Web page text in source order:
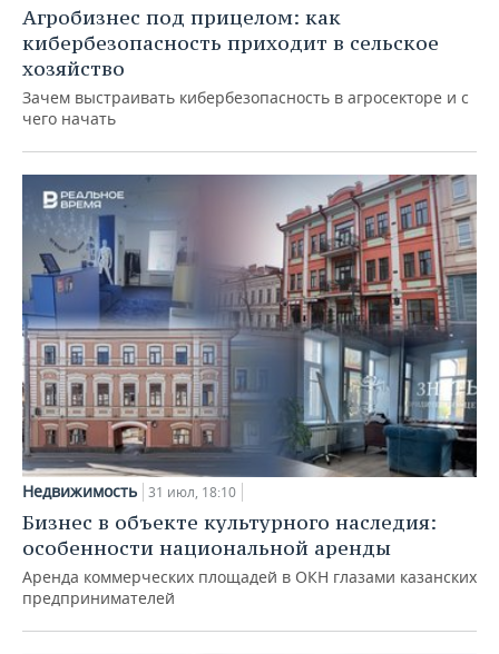
Агробизнес под прицелом: как
кибербезопасность приходит в сельское
хозяйство
Зачем выстраивать кибербезопасность в агросекторе и с
чего начать
Недвижимость 31 июл, 18:10
Бизнес в объекте культурного наследия:
особенности национальной аренды
Аренда коммерческих площадей в ОКН глазами казанских
предпринимателей